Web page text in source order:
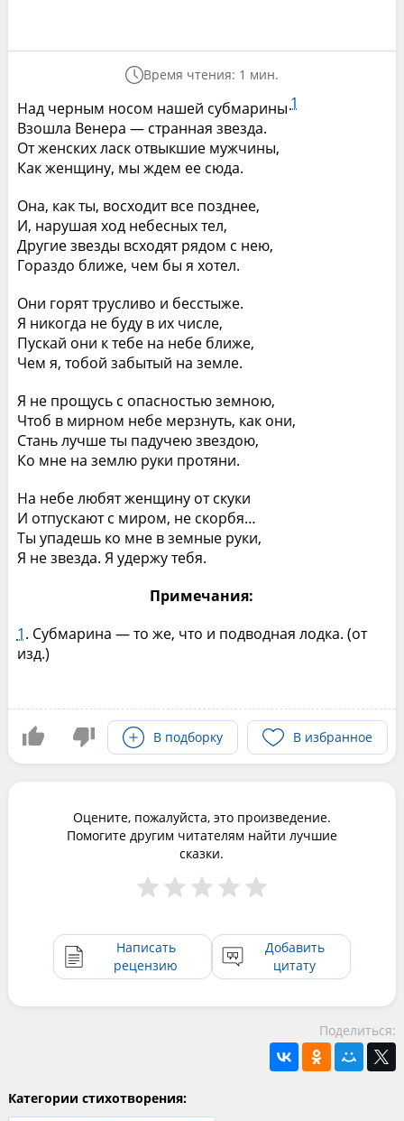
Время чтения: 1 мин.
Над черным носом нашей субмарины 1
Взошла Венера — странная звезда.
От женских ласк отвыкшие мужчины,
Как женщину, мы ждем ее сюда.
Она, как ты, восходит все позднее,
И, нарушая ход небесных тел,
Другие звезды всходят рядом с нею,
Гораздо ближе, чем бы я хотел.
Они горят трусливо и бесстыже.
Я никогда не буду в их числе,
Пускай они к тебе на небе ближе,
Чем я, тобой забытый на земле.
Я не прощусь с опасностью земною,
Чтоб в мирном небе мерзнуть, как они,
Стань лучше ты падучею звездою,
Ко мне на землю руки протяни.
На небе любят женщину от скуки
И отпускают с миром, не скорбя…
Ты упадешь ко мне в земные руки,
Я не звезда. Я удержу тебя.
Примечания:
1. Субмарина — то же, что и подводная лодка. (от
изд.)
В подборку В избранное
Оцените, пожалуйста, это произведение.
Помогите другим читателям найти лучшие
сказки.
Написать
рецензию
Добавить
цитату
Поделиться:
Категории стихотворения: